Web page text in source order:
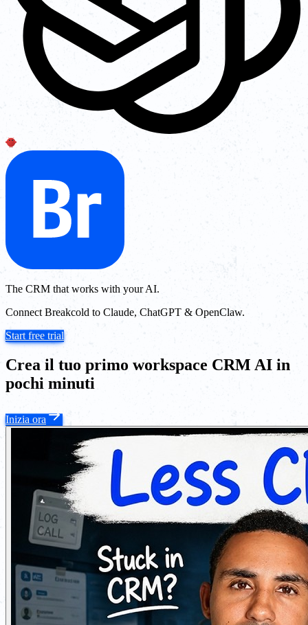
The CRM that works with your AI.
Connect Breakcold to Claude, ChatGPT & OpenClaw.
Start free trial
Crea il tuo primo workspace CRM AI in
pochi minuti
Inizia ora